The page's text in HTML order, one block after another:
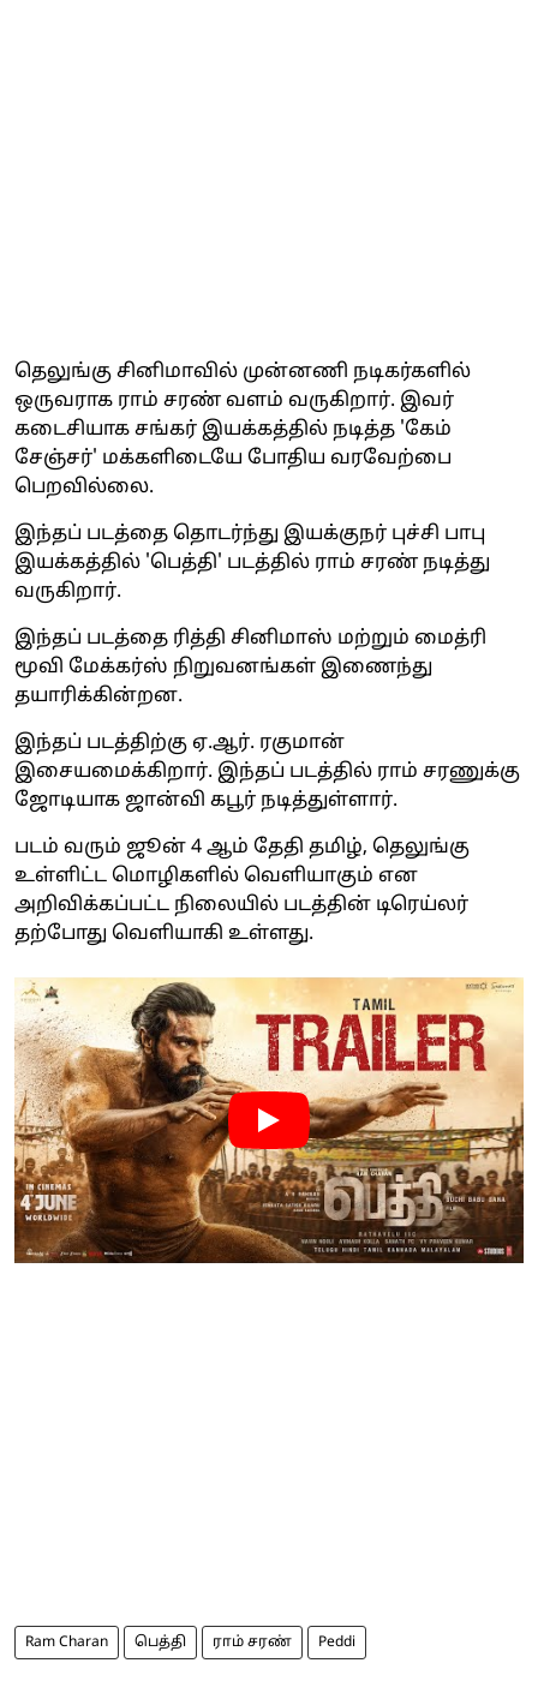
தெலுங்கு சினிமாவில் முன்னணி நடிகர்களில்
ஒருவராக ராம் சரண் வளம் வருகிறார். இவர்
கடைசியாக சங்கர் இயக்கத்தில் நடித்த 'கேம்
சேஞ்சர்' மக்களிடையே போதிய வரவேற்பை
பெறவில்லை.
இந்தப் படத்தை தொடர்ந்து இயக்குநர் புச்சி பாபு
இயக்கத்தில் 'பெத்தி' படத்தில் ராம் சரண் நடித்து
வருகிறார்.
இந்தப் படத்தை ரித்தி சினிமாஸ் மற்றும் மைத்ரி
மூவி மேக்கர்ஸ் நிறுவனங்கள் இணைந்து
தயாரிக்கின்றன.
இந்தப் படத்திற்கு ஏ.ஆர். ரகுமான்
இசையமைக்கிறார். இந்தப் படத்தில் ராம் சரணுக்கு
ஜோடியாக ஜான்வி கபூர் நடித்துள்ளார்.
படம் வரும் ஜூன் 4 ஆம் தேதி தமிழ், தெலுங்கு
உள்ளிட்ட மொழிகளில் வெளியாகும் என
அறிவிக்கப்பட்ட நிலையில் படத்தின் டிரெய்லர்
தற்போது வெளியாகி உள்ளது.
Ram Charan பெத்தி ராம் சரண் Peddi